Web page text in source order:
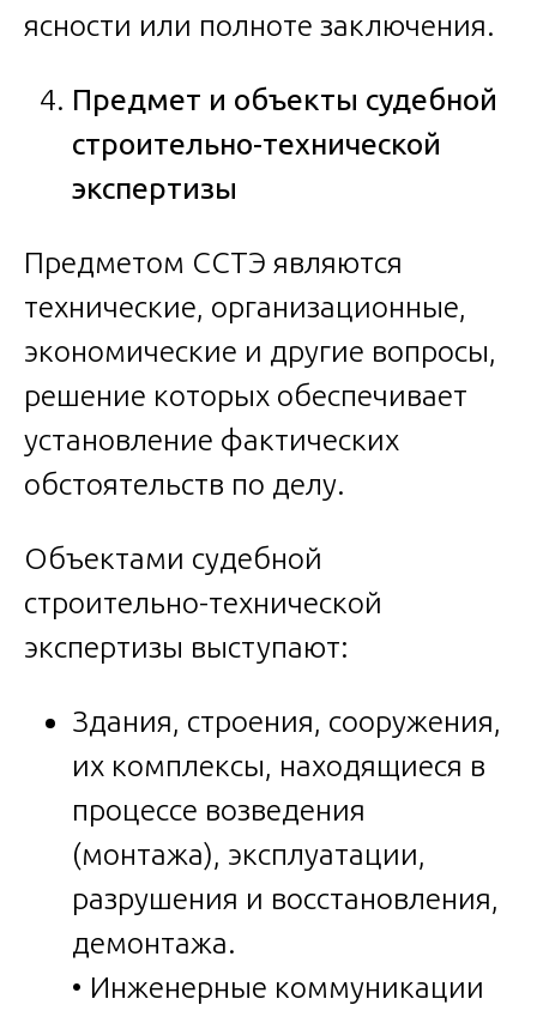
ясности или полноте заключения.
Предмет и объекты судебной
строительно-технической
экспертизы
Предметом ССТЭ являются
технические, организационные,
экономические и другие вопросы,
решение которых обеспечивает
установление фактических
обстоятельств по делу.
Объектами судебной
строительно-технической
экспертизы выступают:
Здания, строения, сооружения,
их комплексы, находящиеся в
процессе возведения
(монтажа), эксплуатации,
разрушения и восстановления,
демонтажа.
• Инженерные коммуникации